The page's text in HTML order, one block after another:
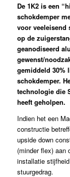
De 1K2 is een
schokdemper
voor veeleisend
op de
geanodiseerd
gewenst/
gemiddeld 30%
schokdemper.
technologie die
heeft geholpen.
Indien het een
constructie
upside down
(minder flex) aan
installatie
stuurgedrag.